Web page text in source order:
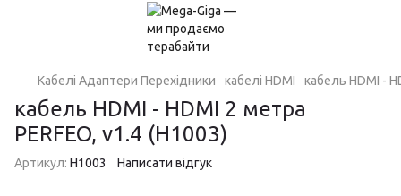
Кабелі Адаптери Перехідники кабелі HDMI кабель HDMI -
кабель HDMI - HDMI 2 метра
PERFEO, v1.4 (H1003)
Артикул: H1003 Написати відгук